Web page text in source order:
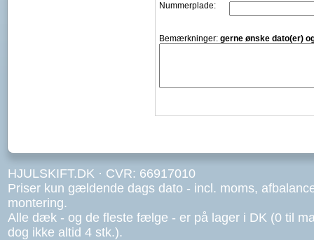
Nummerplade:
Bemærkninger: gerne ønske dato(er)
HJULSKIFT.DK · CVR: 66917010
Priser kun gældende dags dato - incl. moms,
montering.
Alle dæk - og de fleste fælge - er på lager i DK (0 til
dog ikke altid 4 stk.).